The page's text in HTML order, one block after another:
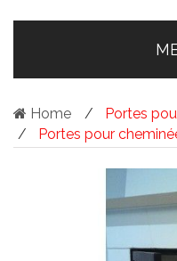
Home
Portes
Portes pour